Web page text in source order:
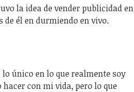
la idea de vender publicidad en
él en durmiendo en vivo.
único en lo que realmente soy
con mi vida, pero lo que